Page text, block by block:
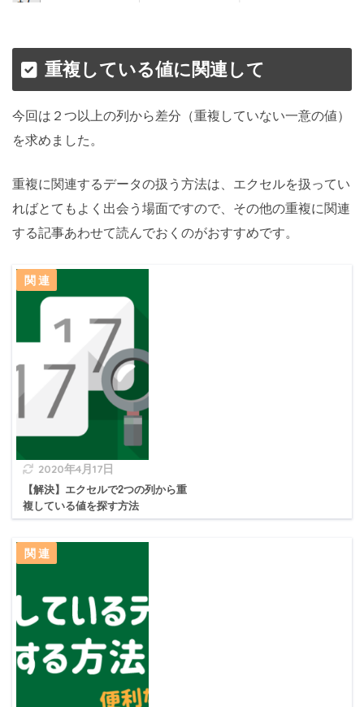
重複している値に関連して
今回は２つ以上の列から差分（重複していない一意の値）
を求めました。
重複に関連するデータの扱う方法は、エクセルを扱ってい
ればとてもよく出会う場面ですので、その他の重複に関連
する記事あわせて読んでおくのがおすすめです。
2020年4月17日
【解決】エクセルで2つの列から重
複している値を探す方法